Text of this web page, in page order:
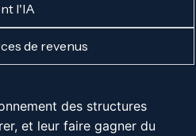
l'IA
de revenus
des structures
et leur faire gagner du